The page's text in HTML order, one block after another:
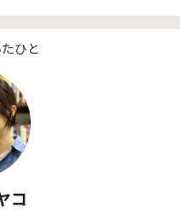
ひと
コ